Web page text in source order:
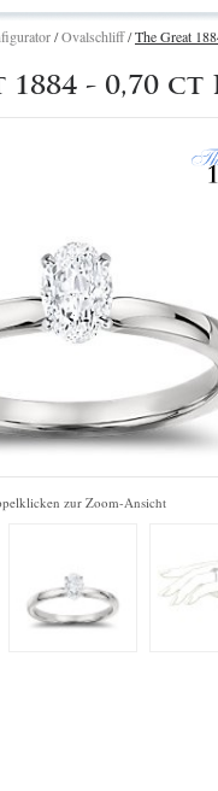
/Ovalschliff/The Great
1884 - 0,70
zur Zoom-Ansicht